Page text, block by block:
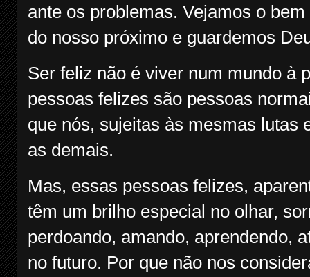
ante os problemas. Vejamos o
do nosso próximo e guardemos
Ser feliz não é viver num mundo à
pessoas felizes são pessoas
que nós, sujeitas às mesmas lutas
as demais.
Mas, essas pessoas felizes,
têm um brilho especial no olhar,
perdoando, amando, aprendendo,
no futuro. Por que não nos